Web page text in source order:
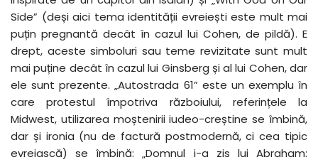
Side” (deși aici tema identității evreiești este mult mai
puțin pregnantă decât în cazul lui Cohen, de pildă). E
drept, aceste simboluri sau teme revizitate sunt mult
mai puține decât în cazul lui Ginsberg și al lui Cohen, dar
ele sunt prezente. „Autostrada 61” este un exemplu în
care protestul împotriva războiului, referințele la
Midwest, utilizarea moștenirii iudeo-creștine se îmbină,
dar și ironia (nu de factură postmodernă, ci cea tipic
evreiască) se îmbină: „Domnul i-a zis lui Abraham: